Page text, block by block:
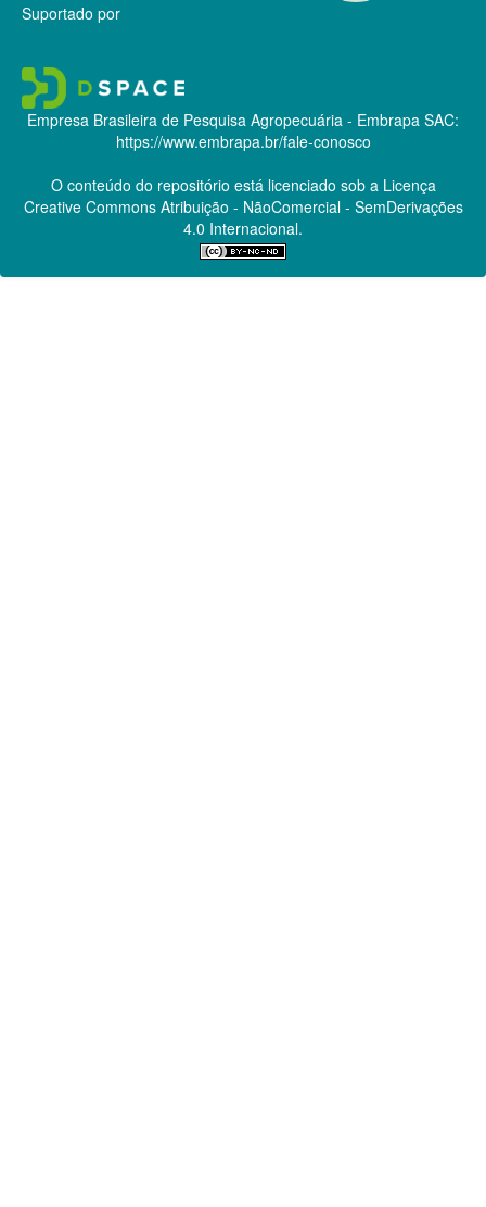
Suportado por
Empresa Brasileira de Pesquisa Agropecuária - Embrapa SAC:
https://www.embrapa.br/fale-conosco
O conteúdo do repositório está licenciado sob a Licença
Creative CommonsAtribuição - NãoComercial - SemDerivações
4.0 Internacional.